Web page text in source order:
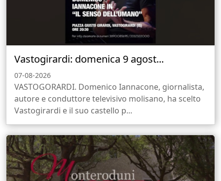
Vastogirardi: domenica 9 agost...
07-08-2026
VASTOGORARDI. Domenico Iannacone, giornalista,
autore e conduttore televisivo molisano, ha scelto
Vastogirardi e il suo castello p...